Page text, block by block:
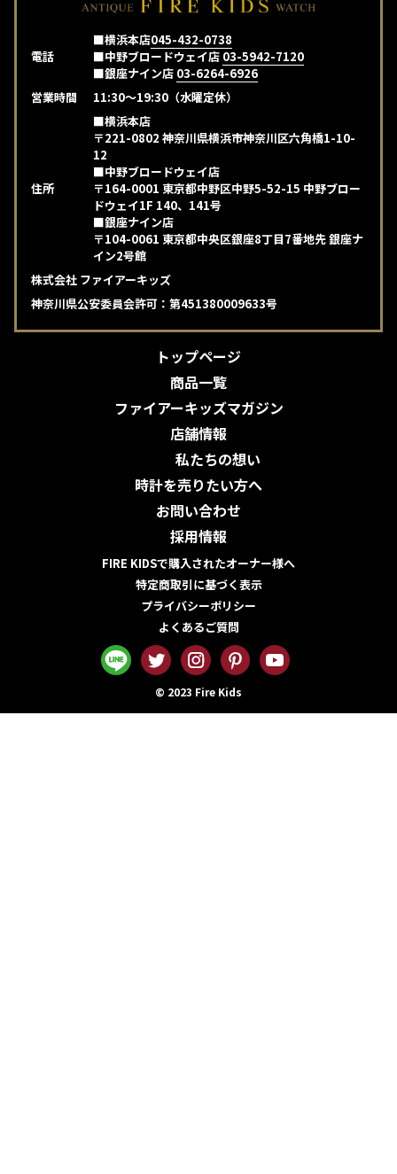
電話
■横浜本店045-432-0738
■中野ブロードウェイ店 03-5942-7120
■銀座ナイン店 03-6264-6926
営業時間
11:30～19:30（水曜定休）
住所
■横浜本店
〒221-0802 神奈川県横浜市神奈川区六角橋1-10-
12
■中野ブロードウェイ店
〒164-0001 東京都中野区中野5-52-15 中野ブロー
ドウェイ1F 140、141号
■銀座ナイン店
〒104-0061 東京都中央区銀座8丁目7番地先 銀座ナ
イン2号館
株式会社 ファイアーキッズ
神奈川県公安委員会許可：第451380009633号
トップページ
商品一覧
ファイアーキッズマガジン
店舗情報
私たちの想い
時計を売りたい方へ
お問い合わせ
採用情報
FIRE KIDSで購入されたオーナー様へ
特定商取引に基づく表示
プライバシーポリシー
よくあるご質問
© 2023 Fire Kids